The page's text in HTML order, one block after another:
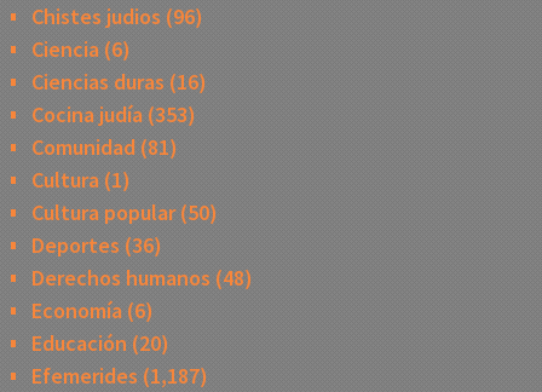
Chistes judios (96)
Ciencia(6)
Ciencias duras (16)
Cocina judía(353)
Comunidad(81)
Cultura(1)
Cultura popular(50)
Deportes (36)
Derechos humanos (48)
Economía(6)
Educación (20)
Efemerides (1,187)